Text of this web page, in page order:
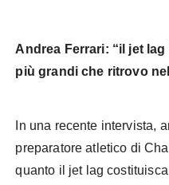
Andrea Ferrari: “il jet
più grandi che ritrovo
In una recente intervista,
preparatore atletico di
quanto il jet lag